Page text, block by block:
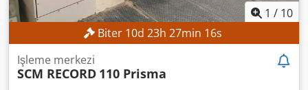
1 / 10
Biter 10d 23h 27min 14s
Işleme merkezi
SCM RECORD 110 Prisma